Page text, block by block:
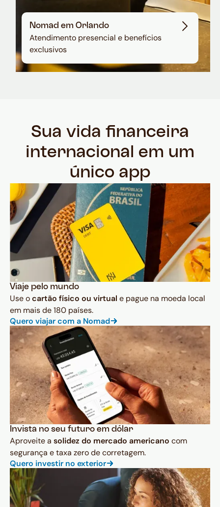
Nomad em Orlando
Atendimento presencial e benefícios
exclusivos
Sua vida financeira
internacional em um
único app
Viaje pelo mundo
Use ocartão físico ou virtual e pague na moeda local
em mais de 180 países.
Quero viajar com a Nomad
Invista no seu futuro em dólar
Aproveite a solidez do mercado americano com
segurança e taxa zero de corretagem.
Quero investir no exterior